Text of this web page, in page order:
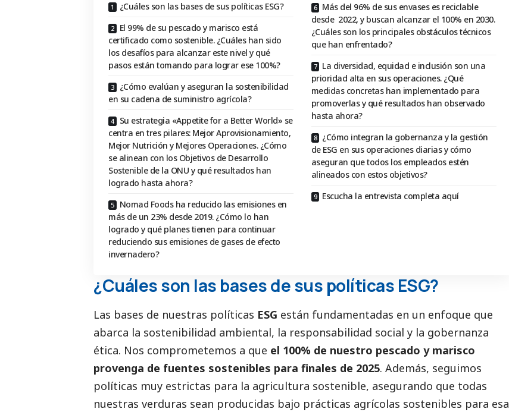
¿Cuáles son las bases de sus políticas ESG?
El 99% de su pescado y marisco está
certificado como sostenible. ¿Cuáles han sido
los desafíos para alcanzar este nivel y qué
pasos están tomando para lograr ese 100%?
¿Cómo evalúan y aseguran la sostenibilidad
en su cadena de suministro agrícola?
Su estrategia «Appetite for a Better World» se
centra en tres pilares: Mejor Aprovisionamiento,
Mejor Nutrición y Mejores Operaciones. ¿Cómo
se alinean con los Objetivos de Desarrollo
Sostenible de la ONU y qué resultados han
logrado hasta ahora?
Nomad Foods ha reducido las emisiones en
más de un 23% desde 2019. ¿Cómo lo han
logrado y qué planes tienen para continuar
reduciendo sus emisiones de gases de efecto
invernadero?
Más del 96% de sus envases es reciclable
desde 2022, y buscan alcanzar el 100% en 2030.
¿Cuáles son los principales obstáculos técnicos
que han enfrentado?
La diversidad, equidad e inclusión son una
prioridad alta en sus operaciones. ¿Qué
medidas concretas han implementado para
promoverlas y qué resultados han observado
hasta ahora?
¿Cómo integran la gobernanza y la gestión
de ESG en sus operaciones diarias y cómo
aseguran que todos los empleados estén
alineados con estos objetivos?
Escucha la entrevista completa aquí
¿Cuáles son las bases de sus políticas ESG?
Las bases de nuestras políticas ESG están fundamentadas en un enfoque que
abarca la sostenibilidad ambiental, la responsabilidad social y la gobernanza
ética. Nos comprometemos a que el 100% de nuestro pescado y marisco
provenga de fuentes sostenibles para finales de 2025. Además, seguimos
políticas muy estrictas para la agricultura sostenible, asegurando que todas
nuestras verduras sean producidas bajo prácticas agrícolas sostenibles para esa